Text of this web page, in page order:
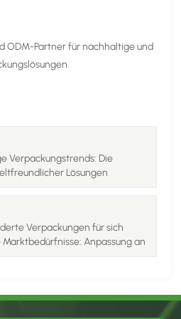
ODM-Partner für nachhaltige und
Verpackungstrends: Die
Lösungen
Verpackungen für sich
Anpassung an